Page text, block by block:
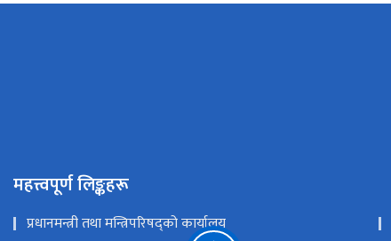
महत्त्वपूर्ण लिङ्कहरू
प्रधानमन्त्री तथा मन्त्रिपरिषद्को कार्यालय